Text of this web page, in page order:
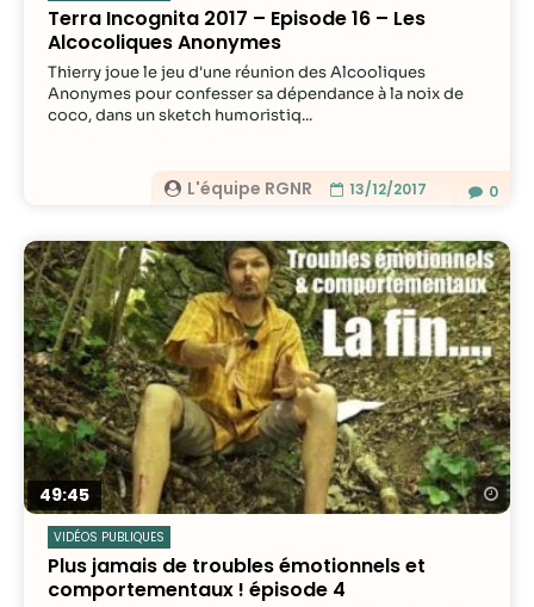
Terra Incognita 2017 – Episode 16 – Les
Alcocoliques Anonymes
L'équipe RGNR 13/12/2017
Thierry joue le jeu d'une réunion des Alcooliques
Anonymes pour confesser sa dépendance à la noix de
coco, dans un sketch humoristiq...
0
49:45
VIDÉOS PUBLIQUES
Plus jamais de troubles émotionnels et
comportementaux ! épisode 4